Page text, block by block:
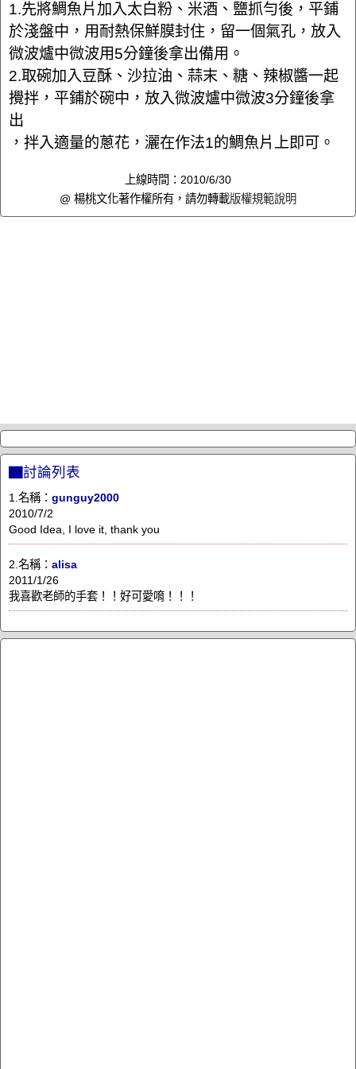
1.先將鯛魚片加入太白粉、米酒、鹽抓勻後，平鋪
於淺盤中，用耐熱保鮮膜封住，留一個氣孔，放入
微波爐中微波用5分鐘後拿出備用。
2.取碗加入豆酥、沙拉油、蒜末、糖、辣椒醬一起
攪拌，平鋪於碗中，放入微波爐中微波3分鐘後拿
出
，拌入適量的蔥花，灑在作法1的鯛魚片上即可。
上線時間：2010/6/30
@ 楊桃文化著作權所有，請勿轉載版權規範說明
▇討論列表
1.名稱： gunguy2000
2010/7/2
Good Idea, I love it, thank you
2.名稱： alisa
2011/1/26
我喜歡老師的手套！！好可愛唷！！！